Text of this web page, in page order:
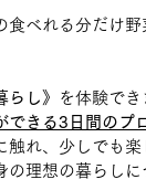
べれる分だけ
らし》 を体験でき
きる3日間のプ
れ、少しでも
理想の暮らし